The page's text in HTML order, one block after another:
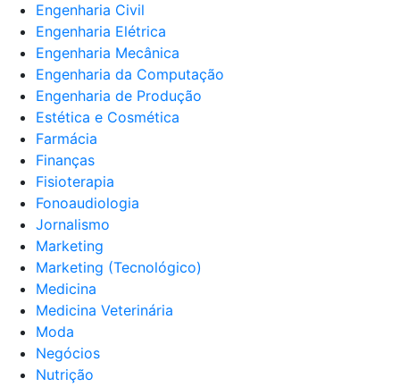
Engenharia Civil
Engenharia Elétrica
Engenharia Mecânica
Engenharia da Computação
Engenharia de Produção
Estética e Cosmética
Farmácia
Finanças
Fisioterapia
Fonoaudiologia
Jornalismo
Marketing
Marketing (Tecnológico)
Medicina
Medicina Veterinária
Moda
Negócios
Nutrição